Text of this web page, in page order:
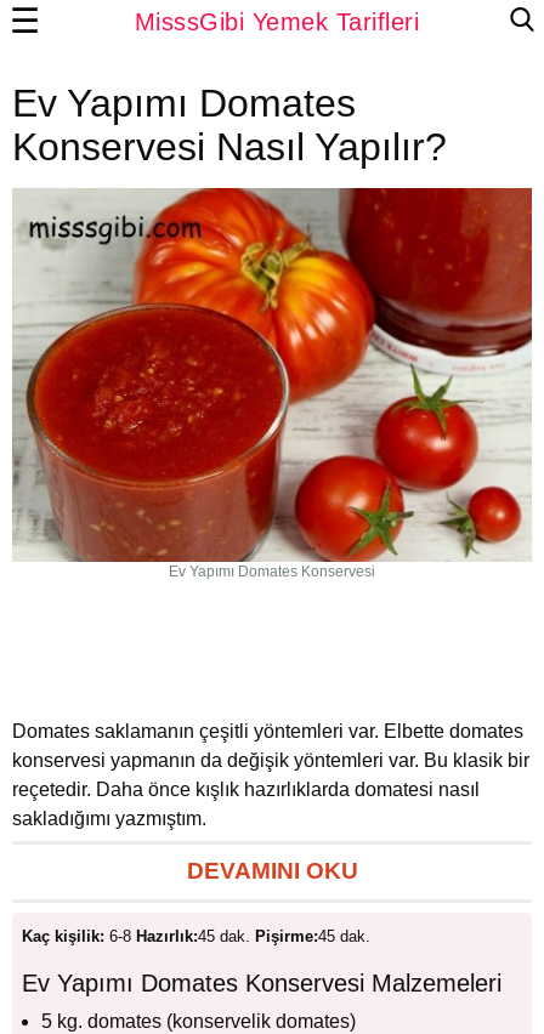
MisssGibi Yemek Tarifleri
☰
Ev Yapımı Domates
Konservesi Nasıl Yapılır?
Ev Yapımı Domates Konservesi
Domates saklamanın çeşitli yöntemleri var. Elbette domates
konservesi yapmanın da değişik yöntemleri var. Bu klasik bir
reçetedir. Daha önce kışlık hazırlıklarda domatesi nasıl
sakladığımı yazmıştım.
DEVAMINI OKU
Kaç kişilik: 6-8 Hazırlık:45 dak. Pişirme:45 dak.
Ev Yapımı Domates Konservesi Malzemeleri
5 kg. domates (konservelik domates)